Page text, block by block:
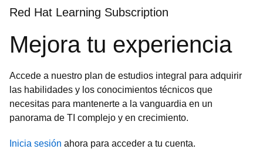
Red Hat Learning Subscription
Mejora tu experiencia
Accede a nuestro plan de estudios integral para adquirir
las habilidades y los conocimientos técnicos que
necesitas para mantenerte a la vanguardia en un
panorama de TI complejo y en crecimiento.
Inicia sesión ahora para acceder a tu cuenta.